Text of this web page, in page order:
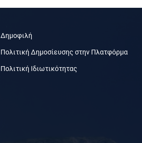
Δημοφιλή
Πολιτική Δημοσίευσης στην Πλατφόρμα
Πολιτική Ιδιωτικότητας